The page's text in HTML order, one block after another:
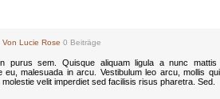
Von Lucie Rose 0 Beiträge
purus sem. Quisque aliquam ligula a nunc
eu, malesuada in arcu. Vestibulum leo arcu, mollis
molestie velit imperdiet sed facilisis risus pharetra. Sed.